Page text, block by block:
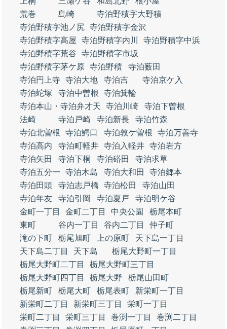
荒巻
島崎
寺泊野積字大野積
寺泊野積字池ノ尻 寺泊野積字金沢
寺泊野積字高屋
寺泊野積字内川
寺泊野積字中浜
寺泊野積字荒谷
寺泊野積字市坂
寺泊野積字茅ケ原 寺泊野積
寺泊薮田
寺泊円上寺 寺泊大地 寺泊吉
寺泊京ケ入
寺泊蛇塚
寺泊中曽根
寺泊箕輪
寺泊本山・寺泊弁才天
寺泊川崎
寺泊下曽根
法崎
寺泊戸崎 寺泊新長
寺泊竹森
寺泊北曽根
寺泊鰐口 寺泊敦ケ曽根
寺泊万善寺
寺泊高内
寺泊町軽井 寺泊入軽井 寺泊岩方
寺泊矢田
寺泊下桐 寺泊硲田
寺泊求草
寺泊五分一
寺泊木島 寺泊大和田
寺泊郷本
寺泊田頭
寺泊志戸橋 寺泊松田
寺泊山田
寺泊年友
寺泊引岡 寺泊夏戸
寺泊明ケ谷
金町一丁目
金町二丁目 中央公園
栃尾本町
東町
谷内一丁目 谷内二丁目
仲子町
滝の下町
栃尾旭町 上の原町
天下島一丁目
天下島二丁目
天下島
栃尾大野町一丁目
栃尾大野町二丁目
栃尾大野町三丁目
栃尾大野町四丁目
栃尾大野
栃尾山田町
栃尾新町
栃尾大町 栃尾表町
新栄町一丁目
新栄町二丁目
新栄町三丁目
栄町一丁目
栄町二丁目
栄町三丁目 巻渕一丁目
巻渕二丁目